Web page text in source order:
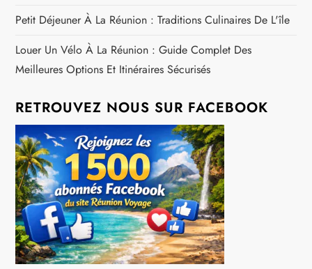
c
l
e
Petit Déjeuner À La Réunion : Traditions Culinaires De L'île
Louer Un Vélo À La Réunion : Guide Complet Des
Meilleures Options Et Itinéraires Sécurisés
RETROUVEZ NOUS SUR FACEBOOK